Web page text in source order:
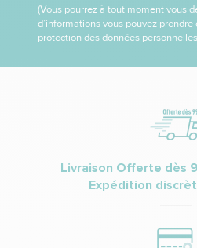
(Vous pourrez à tout moment vous
d’informations vous pouvez
protection des données
Livraison Offerte dès
Expédition